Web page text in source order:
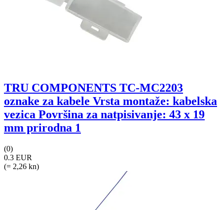
TRU COMPONENTS TC-MC2203
oznake za kabele Vrsta montaže: kabelska
vezica Površina za natpisivanje: 43 x 19
mm prirodna 1
(0)
0.3 EUR
(= 2,26 kn)